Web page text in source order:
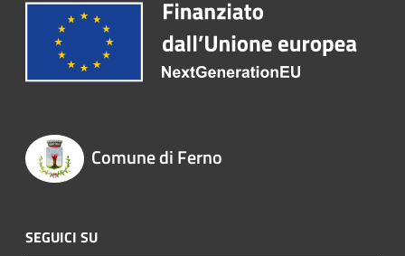
Comune di Ferno
SEGUICI SU